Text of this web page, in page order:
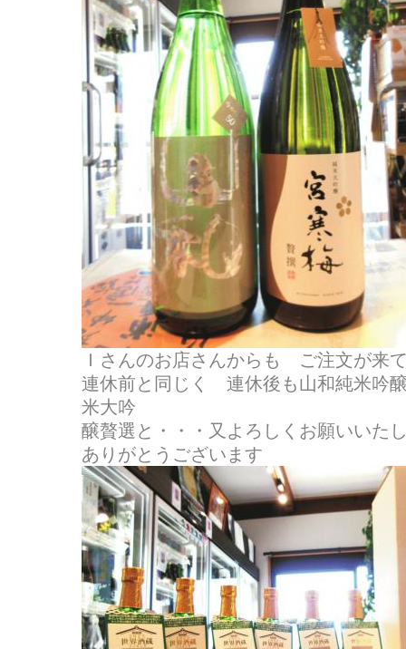
Ｉさんのお店さんからも ご注文が来
連休前と同じく 連休後も山和純米吟
米大吟
醸贅選と・・・又よろしくお願いいた
ありがとうございます